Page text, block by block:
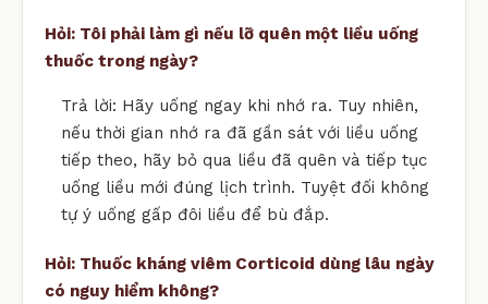
Hỏi: Tôi phải làm gì nếu lỡ quên một liều uống
thuốc trong ngày?
Trả lời: Hãy uống ngay khi nhớ ra. Tuy nhiên,
nếu thời gian nhớ ra đã gần sát với liều uống
tiếp theo, hãy bỏ qua liều đã quên và tiếp tục
uống liều mới đúng lịch trình. Tuyệt đối không
tự ý uống gấp đôi liều để bù đắp.
Hỏi: Thuốc kháng viêm Corticoid dùng lâu ngày
có nguy hiểm không?